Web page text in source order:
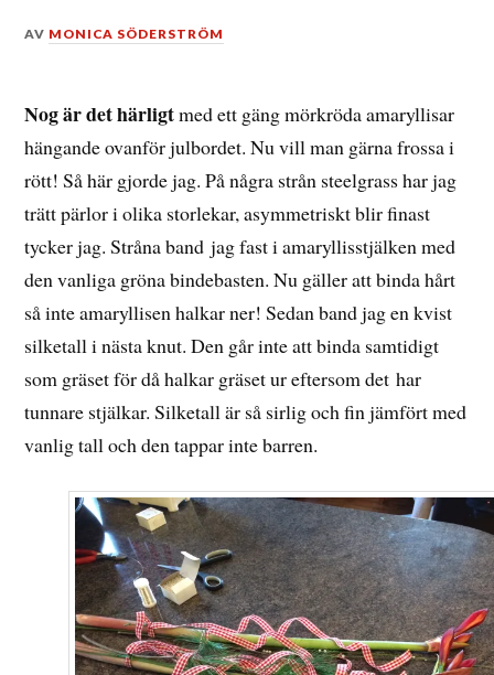
DEN
2016
AV MONICA SÖDERSTRÖM
Nog är det härligtmed ett gäng mörkröda amaryllisar
hängande ovanför julbordet. Nu vill man gärna frossa i
rött! Så här gjorde jag. På några strån steelgrass har jag
trätt pärlor i olika storlekar, asymmetriskt blir finast
tycker jag. Stråna band jag fast i amaryllisstjälken med
den vanliga gröna bindebasten. Nu gäller att binda hårt
så inte amaryllisen halkar ner! Sedan band jag en kvist
silketall i nästa knut. Den går inte att binda samtidigt
som gräset för då halkar gräset ur eftersom det har
tunnare stjälkar. Silketall är så sirlig och fin jämfört med
vanlig tall och den tappar inte barren.